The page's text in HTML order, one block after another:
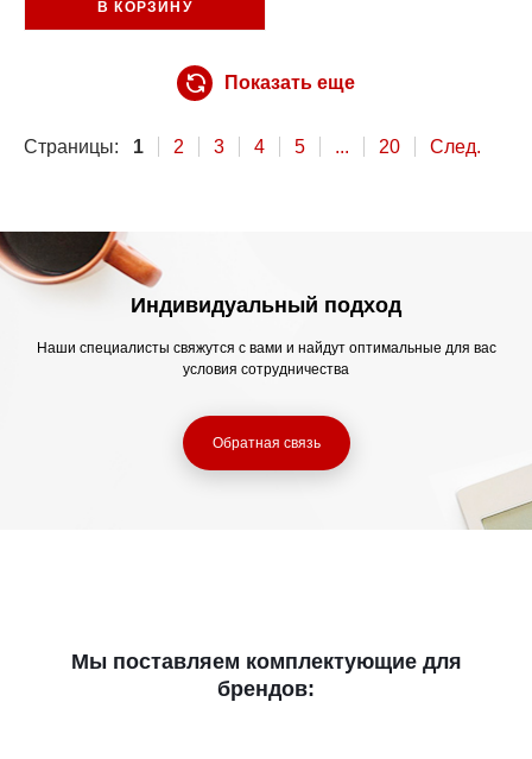
В КОРЗИНУ
Показать еще
Страницы: 1 2 3 4 5 ... 20 След.
Индивидуальный подход
Наши специалисты свяжутся с вами и найдут оптимальные для вас
условия сотрудничества
Обратная связь
Мы поставляем комплектующие для
брендов: